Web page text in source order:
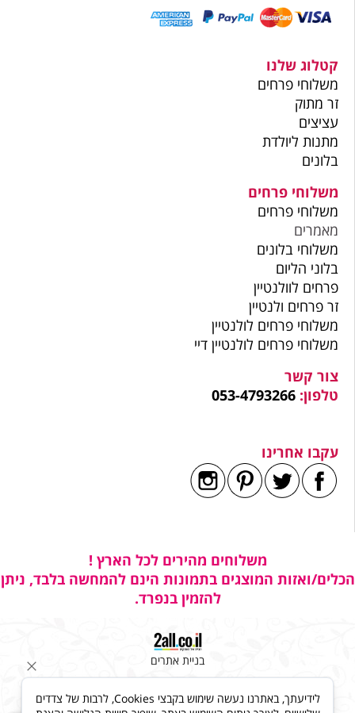
קטלוג שלנו
משלוחי פרחים
זר מתוק
עציצים
מתנות ליולדת
בלונים
משלוחי פרחים
משלוחי פרחים
מאמרים
משלוחי בלונים
בלוני הליום
פרחים לוולנטיין
זר פרחים ולנטיין
משלוחי פרחים לולנטיין
משלוחי פרחים לולנטיין דיי
צור קשר
טלפון: 053-4793266
עקבו אחרינו
משלוחים מהירים לכל הארץ !
הכלים/ואזות המוצגים בתמונות הינם להמחשה בלבד, ניתן
להזמין בנפרד.
בניית אתרים
לידיעתך, באתרנו נעשה שימוש בקבצי Cookies, לרבות של צדדים